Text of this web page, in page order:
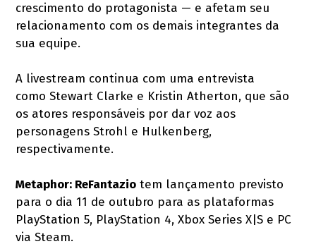
crescimento do protagonista — e afetam seu
relacionamento com os demais integrantes da
sua equipe.
A livestream continua com uma entrevista
como Stewart Clarke e Kristin Atherton, que são
os atores responsáveis por dar voz aos
personagens Strohl e Hulkenberg,
respectivamente.
Metaphor: ReFantazio tem lançamento previsto
para o dia 11 de outubro para as plataformas
PlayStation 5, PlayStation 4, Xbox Series X|S e PC
via Steam.